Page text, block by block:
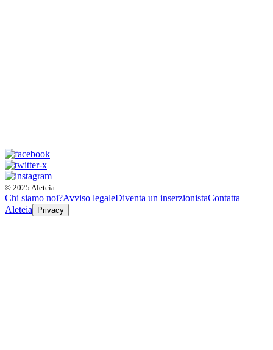
© 2025 Aleteia
Chi siamo noi?Avviso legaleDiventa un inserzionistaContatta
Aleteia
Privacy